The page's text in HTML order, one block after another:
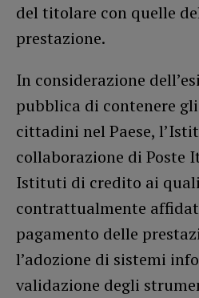
del titolare con quelle
prestazione.
In considerazione
pubblica di contenere
cittadini nel Paese,
collaborazione di Poste
Istituti di credito ai
contrattualmente
pagamento delle
l’adozione di sistemi
validazione degli